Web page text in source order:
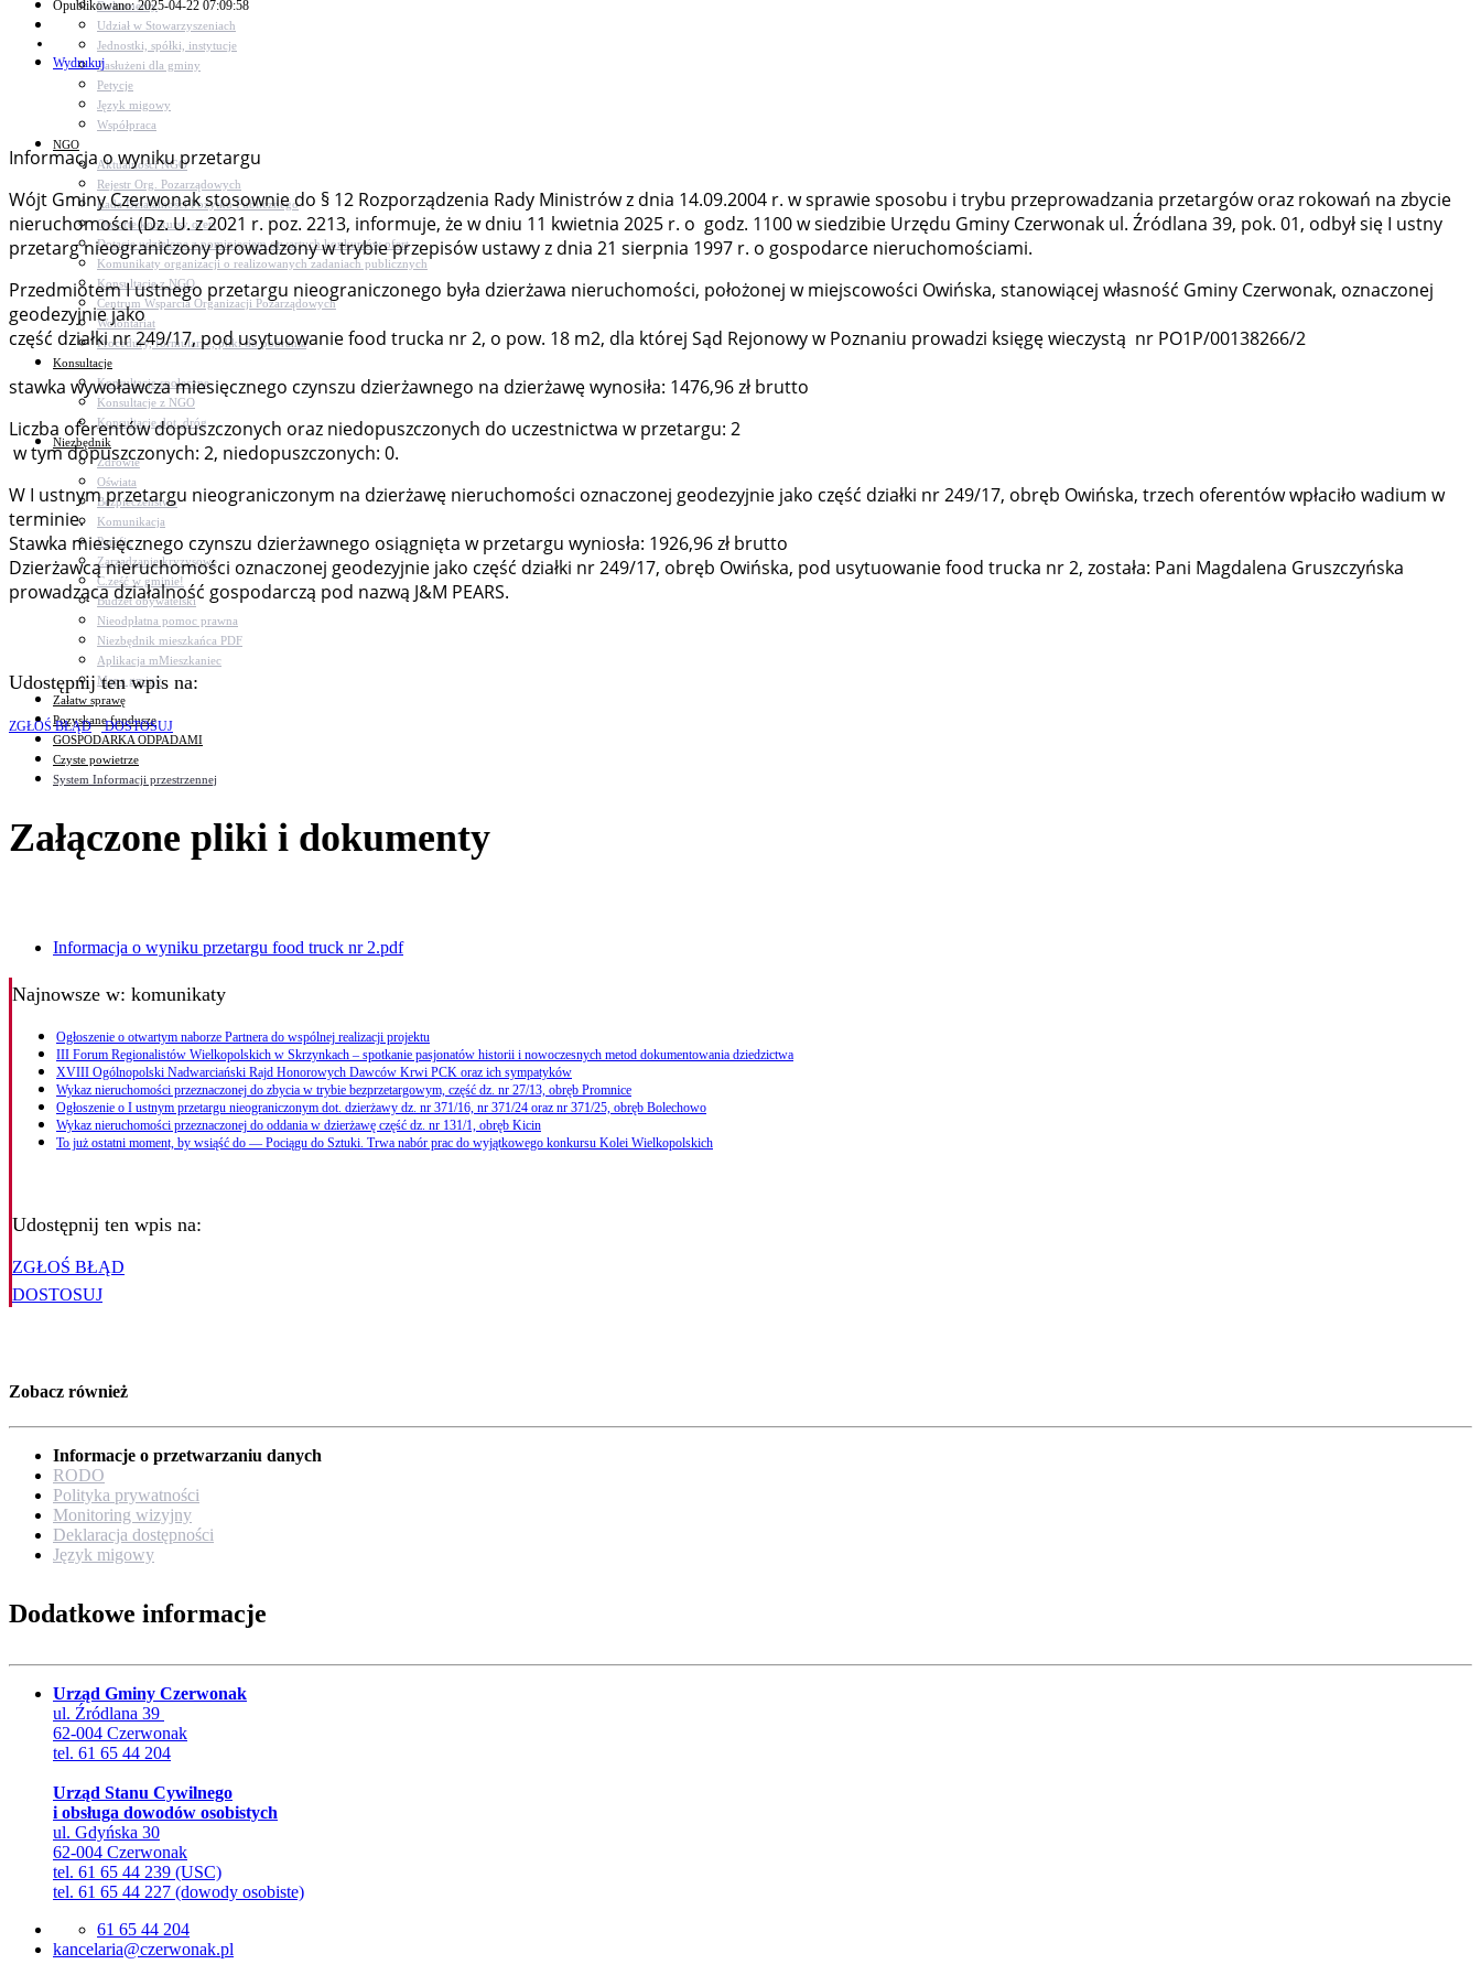
Dokumenty
Udział w Stowarzyszeniach
Jednostki, spółki, instytucje
Zasłużeni dla gminy
Petycje
Język migowy
Współpraca
NGO
Aktualności NGO
Rejestr Org. Pozarządowych
Rada Działalności Pożytku Publicznego
Otwarte konkursy ofert
Dotacje udzielone z pominięciem otwartych konkursów ofert
Komunikaty organizacji o realizowanych zadaniach publicznych
Konsultacje z NGO
Centrum Wsparcia Organizacji Pozarządowych
Wolontariat
Procedury, formularze, pliki do pobrania
Konsultacje
Konsultacje społeczne
Konsultacje z NGO
Konsultacje dot. dróg
Niezbędnik
Zdrowie
Oświata
Bezpieczeństwo
Komunikacja
Parafie
Zarządzanie kryzysowe
C.ześć w gminie!
Budżet obywatelski
Nieodpłatna pomoc prawna
Niezbędnik mieszkańca PDF
Aplikacja mMieszkaniec
Mapa gminy
Załatw sprawę
Pozyskane fundusze
GOSPODARKA ODPADAMI
Czyste powietrze
System Informacji przestrzennej
Opublikowano: 2025-04-22 07:09:58
Wydrukuj
Informacja o wyniku przetargu
Wójt Gminy Czerwonak stosownie do § 12 Rozporządzenia Rady Ministrów z dnia 14.09.2004 r. w sprawie sposobu i trybu przeprowadzania przetargów oraz rokowań na zbycie
nieruchomości (Dz. U. z 2021 r. poz. 2213, informuje, że w dniu 11 kwietnia 2025 r. o godz. 1100 w siedzibie Urzędu Gminy Czerwonak ul. Źródlana 39, pok. 01, odbył się I ustny
przetarg nieograniczony prowadzony w trybie przepisów ustawy z dnia 21 sierpnia 1997 r. o gospodarce nieruchomościami.
Przedmiotem I ustnego przetargu nieograniczonego była dzierżawa nieruchomości, położonej w miejscowości Owińska, stanowiącej własność Gminy Czerwonak, oznaczonej
geodezyjnie jako
część działki nr 249/17, pod usytuowanie food trucka nr 2, o pow. 18 m2, dla której Sąd Rejonowy w Poznaniu prowadzi księgę wieczystą nr PO1P/00138266/2
stawka wywoławcza miesięcznego czynszu dzierżawnego na dzierżawę wynosiła: 1476,96 zł brutto
Liczba oferentów dopuszczonych oraz niedopuszczonych do uczestnictwa w przetargu: 2
w tym dopuszczonych: 2, niedopuszczonych: 0.
W I ustnym przetargu nieograniczonym na dzierżawę nieruchomości oznaczonej geodezyjnie jako część działki nr 249/17, obręb Owińska, trzech oferentów wpłaciło wadium w
terminie.
Stawka miesięcznego czynszu dzierżawnego osiągnięta w przetargu wyniosła: 1926,96 zł brutto
Dzierżawcą nieruchomości oznaczonej geodezyjnie jako część działki nr 249/17, obręb Owińska, pod usytuowanie food trucka nr 2, została: Pani Magdalena Gruszczyńska
prowadząca działalność gospodarczą pod nazwą J&M PEARS.
Udostępnij ten wpis na:
ZGŁOŚ BŁĄD DOSTOSUJ
Załączone pliki i dokumenty
Informacja o wyniku przetargu food truck nr 2.pdf
Najnowsze w: komunikaty
Ogłoszenie o otwartym naborze Partnera do wspólnej realizacji projektu
III Forum Regionalistów Wielkopolskich w Skrzynkach – spotkanie pasjonatów historii i nowoczesnych metod dokumentowania dziedzictwa
XVIII Ogólnopolski Nadwarciański Rajd Honorowych Dawców Krwi PCK oraz ich sympatyków
Wykaz nieruchomości przeznaczonej do zbycia w trybie bezprzetargowym, część dz. nr 27/13, obręb Promnice
Ogłoszenie o I ustnym przetargu nieograniczonym dot. dzierżawy dz. nr 371/16, nr 371/24 oraz nr 371/25, obręb Bolechowo
Wykaz nieruchomości przeznaczonej do oddania w dzierżawę część dz. nr 131/1, obręb Kicin
To już ostatni moment, by wsiąść do — Pociągu do Sztuki. Trwa nabór prac do wyjątkowego konkursu Kolei Wielkopolskich
Udostępnij ten wpis na:
ZGŁOŚ BŁĄD
DOSTOSUJ
Zobacz również
Informacje o przetwarzaniu danych
RODO
Polityka prywatności
Monitoring wizyjny
Deklaracja dostępności
Język migowy
Dodatkowe informacje
Urząd Gminy Czerwonak
ul. Źródlana 39
62-004 Czerwonak
tel. 61 65 44 204
Urząd Stanu Cywilnego
i obsługa dowodów osobistych
ul. Gdyńska 30
62-004 Czerwonak
tel. 61 65 44 239 (USC)
tel. 61 65 44 227 (dowody osobiste)
61 65 44 204
lp.kanowrezc@airalecnak